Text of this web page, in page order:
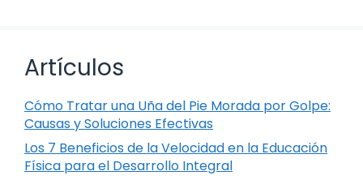
Artículos
Cómo Tratar una Uña del Pie Morada por Golpe:
Causas y Soluciones Efectivas
Los 7 Beneficios de la Velocidad en la Educación
Física para el Desarrollo Integral